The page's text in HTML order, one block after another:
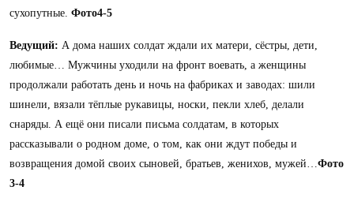
сухопутные. Фото4-5
Ведущий: А дома наших солдат ждали их матери, сёстры, дети,
любимые… Мужчины уходили на фронт воевать, а женщины
продолжали работать день и ночь на фабриках и заводах: шили
шинели, вязали тёплые рукавицы, носки, пекли хлеб, делали
снаряды. А ещё они писали письма солдатам, в которых
рассказывали о родном доме, о том, как они ждут победы и
возвращения домой своих сыновей, братьев, женихов, мужей…Фото
3-4